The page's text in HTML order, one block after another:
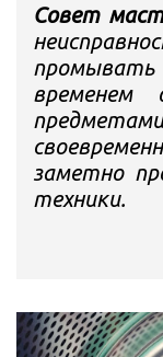
Совет
временем
заметно
техники.